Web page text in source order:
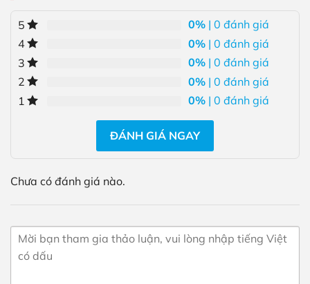
5 0% | 0 đánh giá
4
0% | 0 đánh giá
3
0% | 0 đánh giá
2
0% | 0 đánh giá
1
0% | 0 đánh giá
ĐÁNH GIÁ NGAY
Chưa có đánh giá nào.